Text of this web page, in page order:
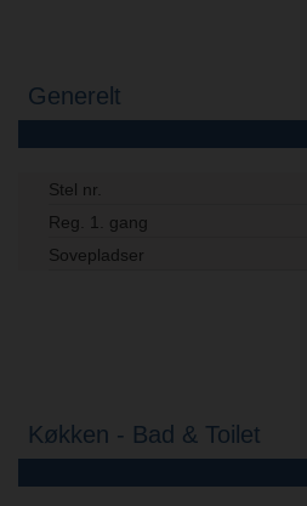
Generelt
Stel nr.
Reg. 1. gang
Sovepladser
Køkken - Bad & Toilet